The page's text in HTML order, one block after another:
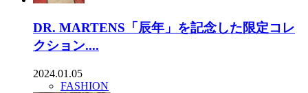
DR. MARTENS「辰年」を記念した限定コレ
クション....
2024.01.05
FASHION